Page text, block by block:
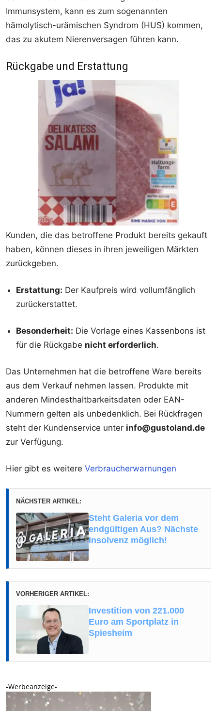
Immunsystem, kann es zum sogenannten
hämolytisch-urämischen Syndrom (HUS) kommen,
das zu akutem Nierenversagen führen kann.
Rückgabe und Erstattung
Kunden, die das betroffene Produkt bereits gekauft
haben, können dieses in ihren jeweiligen Märkten
zurückgeben.
Erstattung: Der Kaufpreis wird vollumfänglich
zurückerstattet.
Besonderheit: Die Vorlage eines Kassenbons ist
für die Rückgabe nicht erforderlich.
Das Unternehmen hat die betroffene Ware bereits
aus dem Verkauf nehmen lassen. Produkte mit
anderen Mindesthaltbarkeitsdaten oder EAN-
Nummern gelten als unbedenklich. Bei Rückfragen
steht der Kundenservice unter info@gustoland.de
zur Verfügung.
Hier gibt es weitere Verbraucherwarnungen
NÄCHSTER ARTIKEL:
Steht Galeria vor dem
endgültigen Aus? Nächste
Insolvenz möglich!
VORHERIGER ARTIKEL:
Investition von 221.000
Euro am Sportplatz in
Spiesheim
-Werbeanzeige-